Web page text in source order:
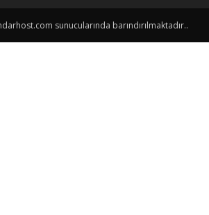
sunucularında barındırılmaktadır..